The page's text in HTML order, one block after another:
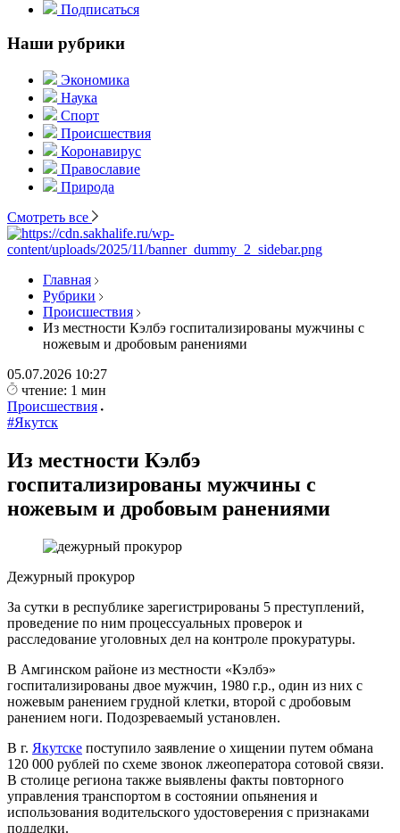
Подписаться
Наши рубрики
Экономика
Наука
Спорт
Происшествия
Коронавирус
Православие
Природа
Смотреть все
Главная
Рубрики
Происшествия
Из местности Кэлбэ госпитализированы мужчины с
ножевым и дробовым ранениями
05.07.2026 10:27
чтение: 1 мин
Происшествия
#Якутск
Из местности Кэлбэ
госпитализированы мужчины с
ножевым и дробовым ранениями
Дежурный прокурор
За сутки в республике зарегистрированы 5 преступлений,
проведение по ним процессуальных проверок и
расследование уголовных дел на контроле прокуратуры.
В Амгинском районе из местности «Кэлбэ»
госпитализированы двое мужчин, 1980 г.р., один из них с
ножевым ранением грудной клетки, второй с дробовым
ранением ноги. Подозреваемый установлен.
В г. Якутске поступило заявление о хищении путем обмана
120 000 рублей по схеме звонок лжеоператора сотовой связи.
В столице региона также выявлены факты повторного
управления транспортом в состоянии опьянения и
использования водительского удостоверения с признаками
подделки.